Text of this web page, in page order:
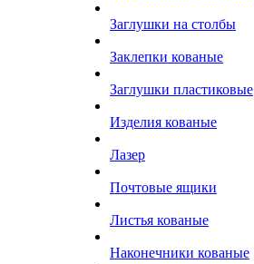
Заглушки на столбы
Заклепки кованые
Заглушки пластиковые
Изделия кованые
Лазер
Почтовые ящики
Листья кованые
Наконечники кованые